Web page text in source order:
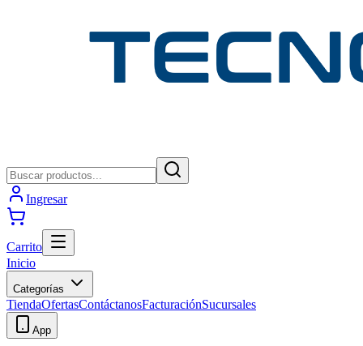
Ingresar
Carrito
Inicio
Categorías
TiendaOfertasContáctanosFacturaciónSucursales
App